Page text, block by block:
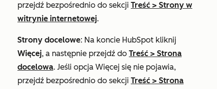
przejdź bezpośrednio do sekcji Treść > Strony w
witrynie internetowej.
Strony docelowe: Na koncie HubSpot kliknij
Więcej, a następnie przejdź do Treść > Strona
docelowa. Jeśli opcja Więcej się nie pojawia,
przejdź bezpośrednio do sekcji Treść > Strona